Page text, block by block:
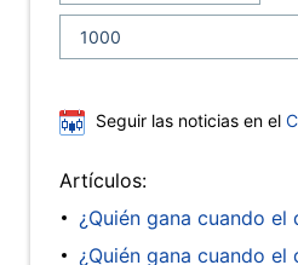
Seguir las noticias en el
Artículos:
¿Quién gana cuando el
¿Quién gana cuando el